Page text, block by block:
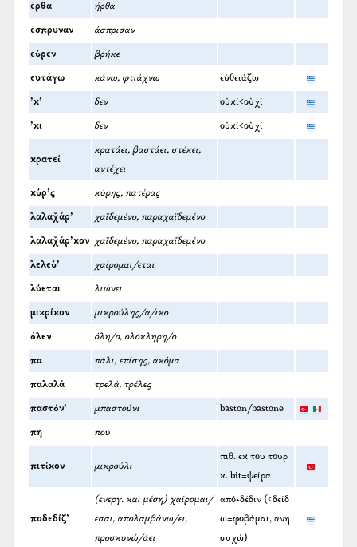
έρθα ήρθα
έσπρυναν άσπρισαν
εύρεν βρήκε
ευτάγω κάνω, φτιάχνω εὐθειάζω
’κ’ δεν οὐκί<οὐχί
’κι δεν οὐκί<οὐχί
κρατεί
κρατάει, βαστάει, στέκει,
αντέχει
κύρ’ς κύρης, πατέρας
λαλαχ̌άρ’ χαϊδεμένο, παραχαϊδεμένο
λαλαχ̌άρ’κον χαϊδεμένο, παραχαΐδεμένο
λελεύ’ χαίρομαι/εται
λύεται λιώνει
μικρίκον μικρούλης/α/ικο
όλεν όλη/ο, ολόκληρη/ο
πα πάλι, επίσης, ακόμα
παλαλά τρελά, τρέλες
παστόν’ μπαστούνι baston/bastone
πη που
πιτίκον μικρούλι
πιθ. εκ του τουρ
κ. bit=ψείρα
ποδεδίζ’
(ενεργ. και μέση) χαίρομαι/
εσαι, απολαμβάνω/ει,
προσκυνώ/άει
από+δέδιν (<δείδ
ω=φοβάμαι, ανη
συχώ)